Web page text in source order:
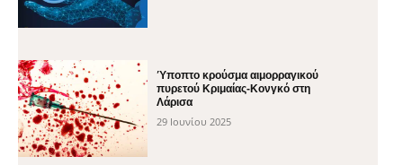
Ύποπτο κρούσμα αιμορραγικού
πυρετού Κριμαίας-Κονγκό στη
Λάρισα
29 Ιουνίου 2025